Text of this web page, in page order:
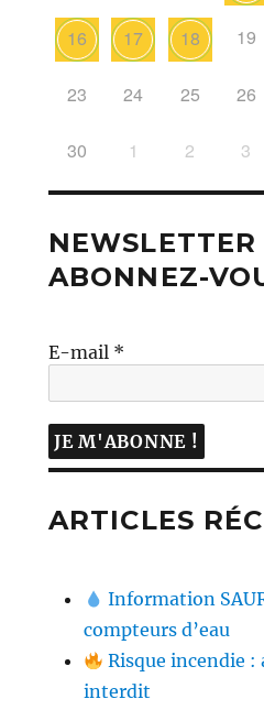
16 17 18 19
23 24 25 26
30 1 2 3
NEWSLETTER
ABONNEZ-
E-mail *
ARTICLES
Information
compteurs d’eau
Risque incendie :
interdit